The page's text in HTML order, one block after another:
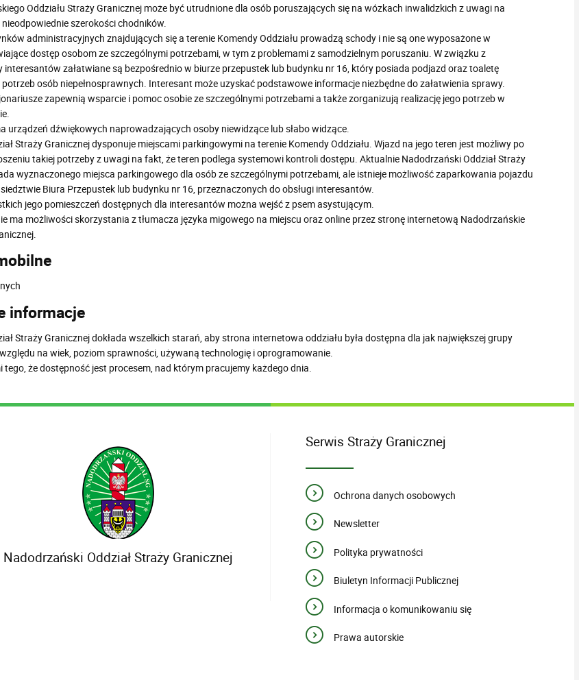
Oddziału Straży Granicznej może być utrudnione dla osób poruszających się na wózkach inwalidzkich z uwagi na
szerokości chodników.
administracyjnych znajdujących się a terenie Komendy Oddziału prowadzą schody i nie są one wyposażone w
dostęp osobom ze szczególnymi potrzebami, w tym z problemami z samodzielnym poruszaniu. W związku z
interesantów załatwiane są bezpośrednio w biurze przepustek lub budynku nr 16, który posiada podjazd oraz toaletę
osób niepełnosprawnych. Interesant może uzyskać podstawowe informacje niezbędne do załatwienia sprawy.
zapewnią wsparcie i pomoc osobie ze szczególnymi potrzebami a także zorganizują realizację jego potrzeb w
urządzeń dźwiękowych naprowadzających osoby niewidzące lub słabo widzące.
Straży Granicznej dysponuje miejscami parkingowymi na terenie Komendy Oddziału. Wjazd na jego teren jest możliwy po
takiej potrzeby z uwagi na fakt, że teren podlega systemowi kontroli dostępu. Aktualnie Nadodrzański Oddział Straży
wyznaczonego miejsca parkingowego dla osób ze szczególnymi potrzebami, ale istnieje możliwość zaparkowania pojazdu
Biura Przepustek lub budynku nr 16, przeznaczonych do obsługi interesantów.
jego pomieszczeń dostępnych dla interesantów można wejść z psem asystującym.
ma możliwości skorzystania z tłumacza języka migowego na miejscu oraz online przez stronę internetową Nadodrzańskie
informacje
Straży Granicznej dokłada wszelkich starań, aby strona internetowa oddziału była dostępna dla jak największej grupy
na wiek, poziom sprawności, używaną technologię i oprogramowanie.
że dostępność jest procesem, nad którym pracujemy każdego dnia.
Nadodrzański Oddział Straży Granicznej
Serwis Straży Granicznej
Ochrona danych osobowych
Newsletter
Polityka prywatności
Biuletyn Informacji Publicznej
Informacja o komunikowaniu się
Prawa autorskie